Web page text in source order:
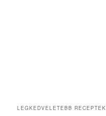
LEGKEDVELETEBB RECEPTEK